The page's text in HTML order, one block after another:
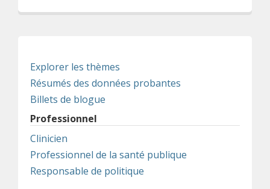
Explorer les thèmes
Résumés des données probantes
Billets de blogue
Professionnel
Clinicien
Professionnel de la santé publique
Responsable de politique